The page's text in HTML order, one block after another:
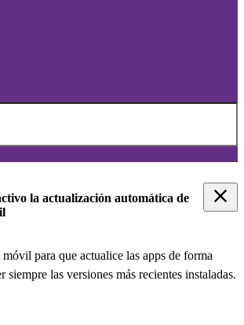
la actualización automática de
para que actualice las apps de forma
siempre las versiones más recientes instaladas.